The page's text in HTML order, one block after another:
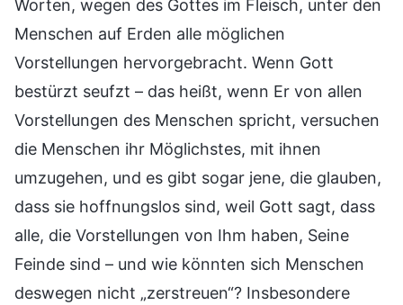
Worten, wegen des Gottes im Fleisch, unter den
Menschen auf Erden alle möglichen
Vorstellungen hervorgebracht. Wenn Gott
bestürzt seufzt – das heißt, wenn Er von allen
Vorstellungen des Menschen spricht, versuchen
die Menschen ihr Möglichstes, mit ihnen
umzugehen, und es gibt sogar jene, die glauben,
dass sie hoffnungslos sind, weil Gott sagt, dass
alle, die Vorstellungen von Ihm haben, Seine
Feinde sind – und wie könnten sich Menschen
deswegen nicht „zerstreuen“? Insbesondere